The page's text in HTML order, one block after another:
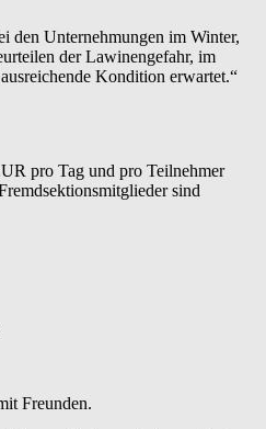
den Unternehmungen im Winter,
der Lawinengefahr, im
Kondition erwartet.“
pro Tag und pro Teilnehmer
sind
Freunden.